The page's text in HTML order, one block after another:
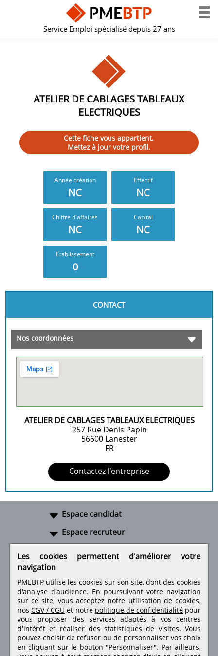
Service Emploi spécialisé depuis 27 ans
ATELIER DE CABLAGES TABLEAUX
ELECTRIQUES
Cette fiche vous appartient.
Mettez à jour votre profil.
Année création
NC
Effectif
NC
Chiffre d'affaires
NC
Capital
NC
Etablissement
0
CONTACT
Nos coordonnées
ATELIER DE CABLAGES TABLEAUX ELECTRIQUES
257 Rue Denis Papin
56600 Lanester
FR
Contactez l'entreprise
Espace candidat
Espace recruteur
Retrouvez-nous sur les réseaux sociaux
Les cookies permettent d'améliorer votre
navigation
PMEBTP utilise les cookies sur son site, dont des cookies
d'analyse d'audience. En poursuivant votre navigation
sur ce site, vous acceptez notre utilisation de cookies,
nos CGV / CGU et notre politique de confidentialité pour
vous proposer des services adaptés à vos centres
d'intérêt et réaliser des statistiques de visites.Vous
pouvez choisir de refuser ou de personnaliser vos choix
en cliquant sur le bouton "Personnaliser". Par ailleurs,